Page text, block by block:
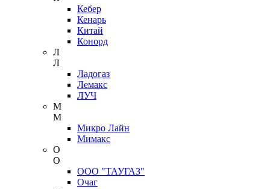
Кебер
Кенарь
Китай
Конорд
Л
Л
Ладогаз
Лемакс
ЛУЧ
М
М
Микро Лайн
Мимакс
О
О
ООО "ТАУГАЗ"
Очаг